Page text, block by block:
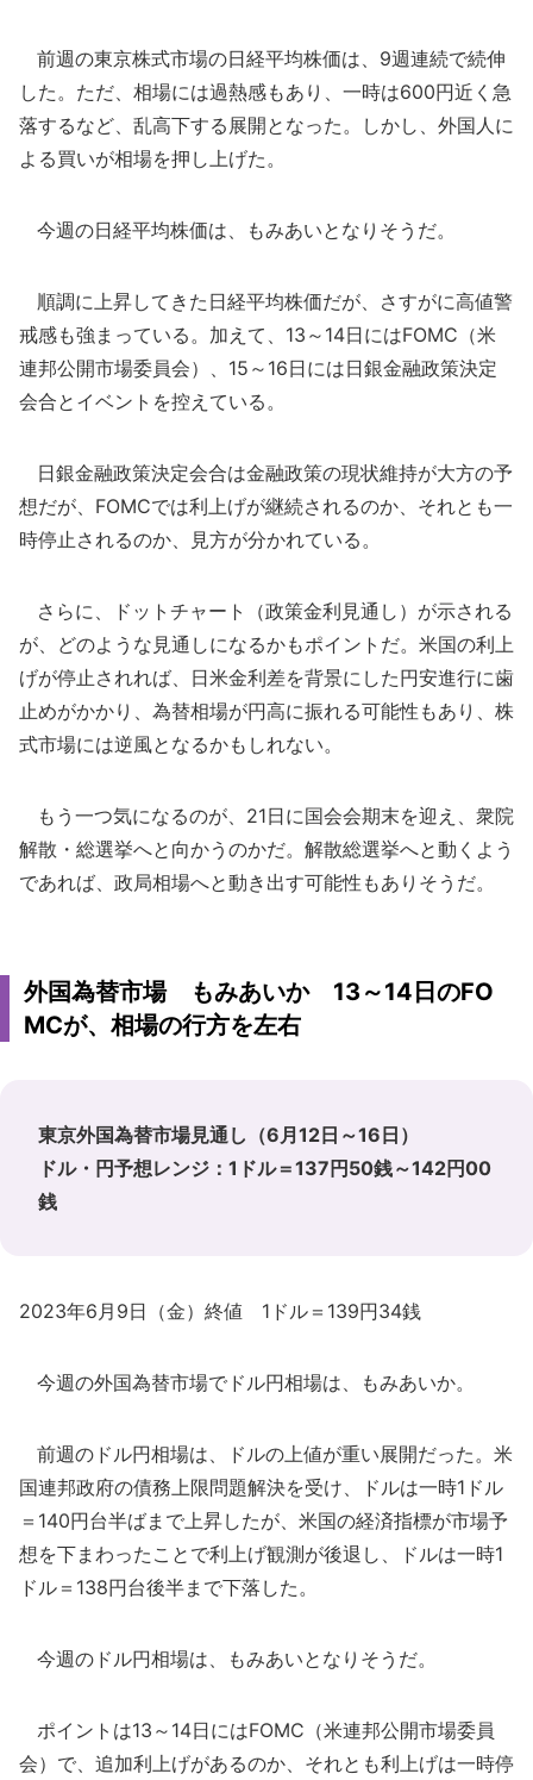
前週の東京株式市場の日経平均株価は、9週連続で続伸
した。ただ、相場には過熱感もあり、一時は600円近く急
落するなど、乱高下する展開となった。しかし、外国人に
よる買いが相場を押し上げた。
今週の日経平均株価は、もみあいとなりそうだ。
順調に上昇してきた日経平均株価だが、さすがに高値警
戒感も強まっている。加えて、13～14日にはFOMC（米
連邦公開市場委員会）、15～16日には日銀金融政策決定
会合とイベントを控えている。
日銀金融政策決定会合は金融政策の現状維持が大方の予
想だが、FOMCでは利上げが継続されるのか、それとも一
時停止されるのか、見方が分かれている。
さらに、ドットチャート（政策金利見通し）が示される
が、どのような見通しになるかもポイントだ。米国の利上
げが停止されれば、日米金利差を背景にした円安進行に歯
止めがかかり、為替相場が円高に振れる可能性もあり、株
式市場には逆風となるかもしれない。
もう一つ気になるのが、21日に国会会期末を迎え、衆院
解散・総選挙へと向かうのかだ。解散総選挙へと動くよう
であれば、政局相場へと動き出す可能性もありそうだ。
外国為替市場 もみあいか 13～14日のFO
MCが、相場の行方を左右
東京外国為替市場見通し（6月12日～16日）
ドル・円予想レンジ：1ドル＝137円50銭～142円00
銭
2023年6月9日（金）終値 1ドル＝139円34銭
今週の外国為替市場でドル円相場は、もみあいか。
前週のドル円相場は、ドルの上値が重い展開だった。米
国連邦政府の債務上限問題解決を受け、ドルは一時1ドル
＝140円台半ばまで上昇したが、米国の経済指標が市場予
想を下まわったことで利上げ観測が後退し、ドルは一時1
ドル＝138円台後半まで下落した。
今週のドル円相場は、もみあいとなりそうだ。
ポイントは13～14日にはFOMC（米連邦公開市場委員
会）で、追加利上げがあるのか、それとも利上げは一時停